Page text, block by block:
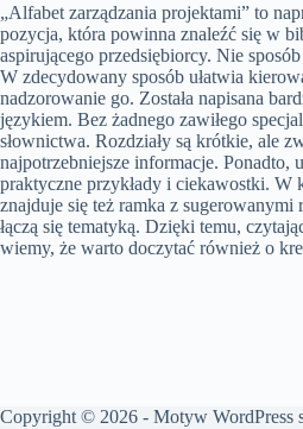
„Alfabet zarządzania projektami” to
pozycja, która powinna znaleźć się w
aspirującego przedsiębiorcy. Nie
W zdecydowany sposób ułatwia
nadzorowanie go. Została napisana
językiem. Bez żadnego zawiłego
słownictwa. Rozdziały są krótkie, ale
najpotrzebniejsze informacje. Ponadto,
praktyczne przykłady i ciekawostki. W
znajduje się też ramka z sugerowanymi
łączą się tematyką. Dzięki temu,
wiemy, że warto doczytać również o
Copyright © 2026 - Motyw WordPress